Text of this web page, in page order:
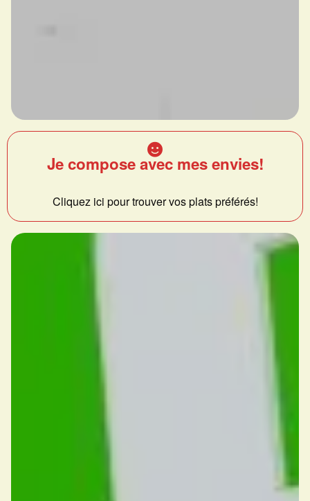
Je compose avec mes envies!
Cliquez ici pour trouver vos plats préférés!